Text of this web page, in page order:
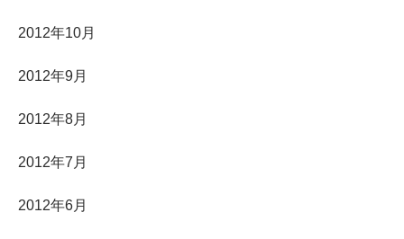
2012年10月
2012年9月
2012年8月
2012年7月
2012年6月